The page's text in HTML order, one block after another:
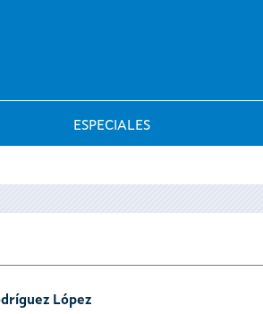
ESPECIALES
López